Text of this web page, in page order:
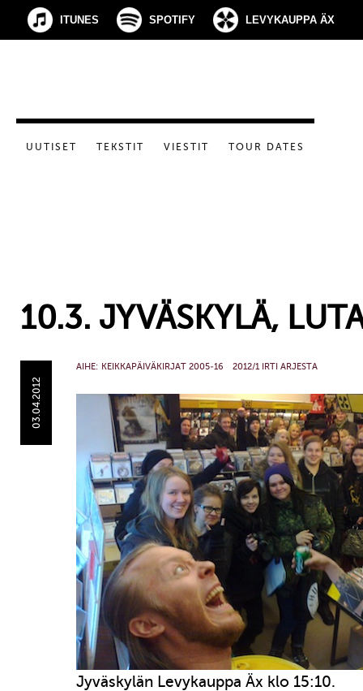
ITUNES SPOTIFY LEVYKAUPPA ÄX
UUTISET TEKSTIT VIESTIT TOUR DATES
10.3. JYVÄSKYLÄ,
03.04.2012
AIHE: KEIKKAPÄIVÄKIRJAT 2005-16 2012/1 IRTI ARJESTA
Jyväskylän Levykauppa Äx klo 15:10.